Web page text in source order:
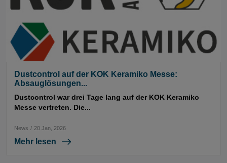
Dustcontrol auf der KOK Keramiko Messe:
Absauglösungen...
Dustcontrol war drei Tage lang auf der KOK Keramiko
Messe vertreten. Die...
News / 20 Jan, 2026
Mehr lesen